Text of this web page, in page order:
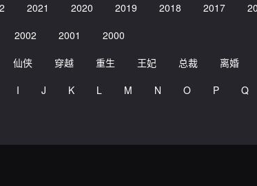
2021 2020 2019 2018 2017
2002 2001
2000
仙侠 穿越 重生 王妃 总裁 离婚
I J K L M N O P Q